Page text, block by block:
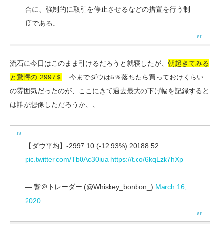
合に、強制的に取引を停止させるなどの措置を行う制
度である。
流石に今日はこのまま引けるだろうと就寝したが、 朝起きてみる
と驚愕の-2997＄
今までダウは5％落ちたら買っておけくらい
の雰囲気だったのが、ここにきて過去最大の下げ幅を記録すると
は誰が想像しただろうか、、
【ダウ平均】-2997.10 (-12.93%) 20188.52
pic.twitter.com/Tb0Ac30iua https://t.co/6kqLzk7hXp
— 響＠トレーダー (@Whiskey_bonbon_) March 16,
2020